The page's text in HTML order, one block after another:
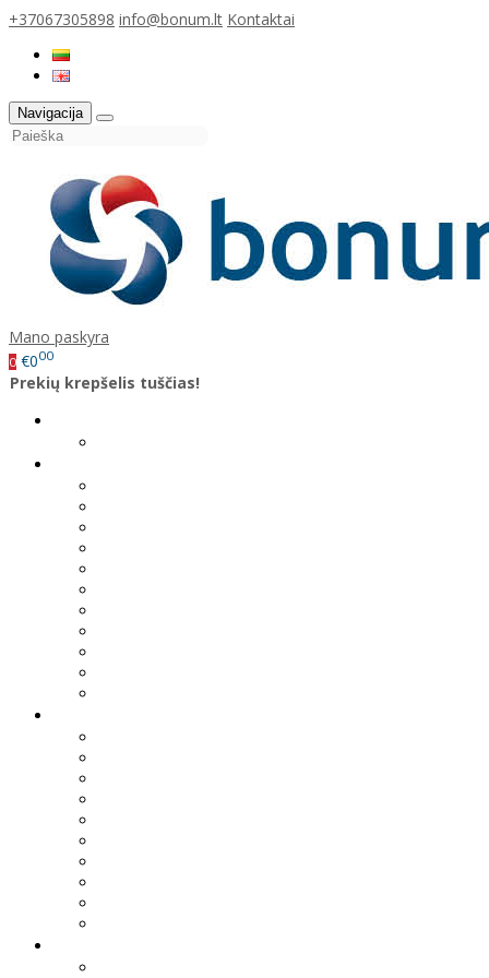
+37067305898 info@bonum.lt Kontaktai
Navigacija
Mano paskyra
0 €000
Prekių krepšelis tuščias!